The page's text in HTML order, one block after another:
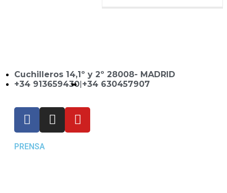
Cuchilleros 14,1º y 2º 28008- MADRID
+34 913659430|+34 630457907
PRENSA